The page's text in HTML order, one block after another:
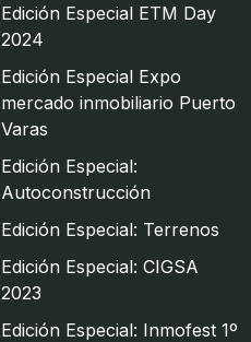
Edición Especial ETM Day
2024
Edición Especial Expo
mercado inmobiliario Puerto
Varas
Edición Especial:
Autoconstrucción
Edición Especial: Terrenos
Edición Especial: CIGSA
2023
Edición Especial: Inmofest 1º